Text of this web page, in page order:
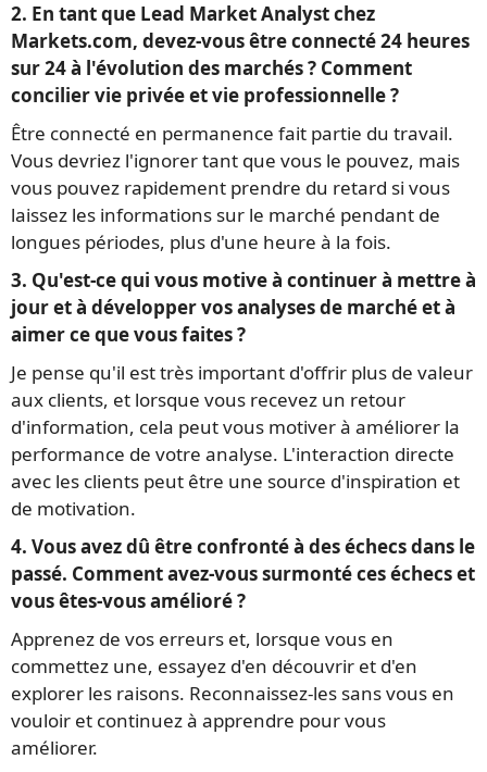
2. En tant que Lead Market Analyst chez
Markets.com, devez-vous être connecté 24 heures
sur 24 à l'évolution des marchés ? Comment
concilier vie privée et vie professionnelle ?
Être connecté en permanence fait partie du travail.
Vous devriez l'ignorer tant que vous le pouvez, mais
vous pouvez rapidement prendre du retard si vous
laissez les informations sur le marché pendant de
longues périodes, plus d'une heure à la fois.
3. Qu'est-ce qui vous motive à continuer à mettre à
jour et à développer vos analyses de marché et à
aimer ce que vous faites ?
Je pense qu'il est très important d'offrir plus de valeur
aux clients, et lorsque vous recevez un retour
d'information, cela peut vous motiver à améliorer la
performance de votre analyse. L'interaction directe
avec les clients peut être une source d'inspiration et
de motivation.
4. Vous avez dû être confronté à des échecs dans le
passé. Comment avez-vous surmonté ces échecs et
vous êtes-vous amélioré ?
Apprenez de vos erreurs et, lorsque vous en
commettez une, essayez d'en découvrir et d'en
explorer les raisons. Reconnaissez-les sans vous en
vouloir et continuez à apprendre pour vous
améliorer.